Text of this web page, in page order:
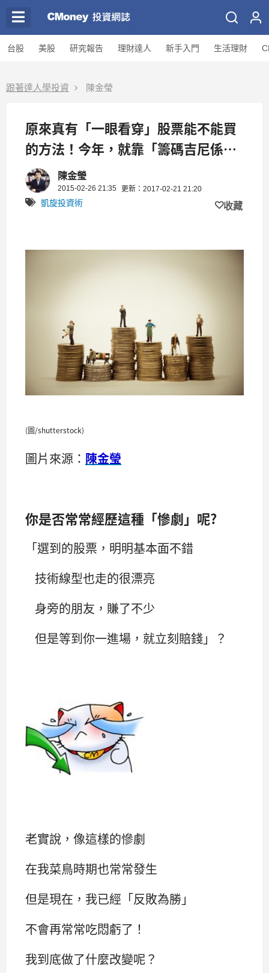
台股 美股 研究報告 理財達人 新手入門 生活理財
跟著達人學投資 陳金瑩
原來真有「一眼看穿」股票能不能買
的方法！今年，就靠「籌碼吉尼係
數」來多賺 100 萬
陳金瑩
2015-02-26 21:35 更新：2017-02-21 21:20
凱旋投資術 收藏
(圖/shutterstock)
圖片來源： 陳金瑩
你是否常常經歷這種「慘劇」呢?
「選到的股票，明明基本面不錯
技術線型也走的很漂亮
身旁的朋友，賺了不少
但是等到你一進場，就立刻賠錢」？
老實說，像這樣的慘劇
在我菜鳥時期也常常發生
但是現在，我已經「反敗為勝」
不會再常常吃悶虧了！
我到底做了什麼改變呢？